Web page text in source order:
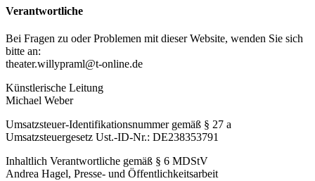
Verantwortliche
Bei Fragen zu oder Problemen mit dieser Website, wenden Sie sich
bitte an:
theater.willypraml@t-online.de
Künstlerische Leitung
Michael Weber
Umsatzsteuer-Identifikationsnummer gemäß § 27 a
Umsatzsteuergesetz Ust.-ID-Nr.: DE238353791
Inhaltlich Verantwortliche gemäß § 6 MDStV
Andrea Hagel, Presse- und Öffentlichkeitsarbeit